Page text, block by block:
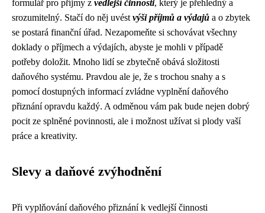
formulář pro příjmy z vedlejší činnosti, který je přehledný a
srozumitelný. Stačí do něj uvést výši příjmů a výdajů a o zbytek
se postará finanční úřad. Nezapomeňte si schovávat všechny
doklady o příjmech a výdajích, abyste je mohli v případě
potřeby doložit. Mnoho lidí se zbytečně obává složitosti
daňového systému. Pravdou ale je, že s trochou snahy a s
pomocí dostupných informací zvládne vyplnění daňového
přiznání opravdu každý. A odměnou vám pak bude nejen dobrý
pocit ze splněné povinnosti, ale i možnost užívat si plody vaší
práce a kreativity.
Slevy a daňové zvýhodnění
Při vyplňování daňového přiznání k vedlejší činnosti